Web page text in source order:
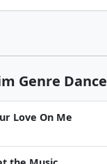
Genre Dance
Love On Me